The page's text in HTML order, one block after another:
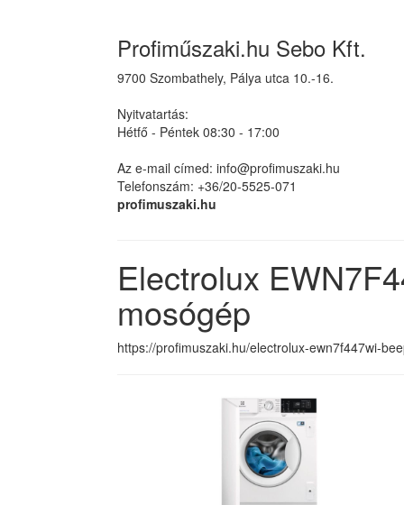
Profiműszaki.hu Sebo Kft.
9700 Szombathely, Pálya utca 10.-16.
Nyitvatartás:
Hétfő - Péntek 08:30 - 17:00
Az e-mail címed: info@profimuszaki.hu
Telefonszám: +36/20-5525-071
profimuszaki.hu
Electrolux
mosógép
https://profimuszaki.hu/electrolux-ewn7f447wi-